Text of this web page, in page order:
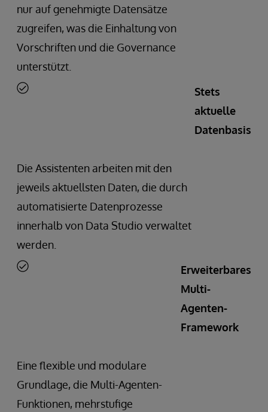
nur auf genehmigte Datensätze
zugreifen, was die Einhaltung von
Vorschriften und die Governance
unterstützt.
Stets
aktuelle
Datenbasis
Die Assistenten arbeiten mit den
jeweils aktuellsten Daten, die durch
automatisierte Datenprozesse
innerhalb von Data Studio verwaltet
werden.
Erweiterbares
Multi-
Agenten-
Framework
Eine flexible und modulare
Grundlage, die Multi-Agenten-
Funktionen, mehrstufige